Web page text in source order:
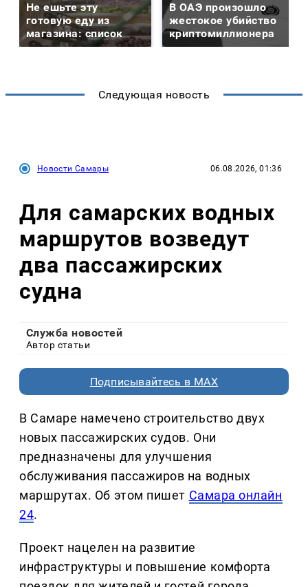
Не ешьте эту
готовую еду из
магазина: список
В ОАЭ произошло
жестокое убийство
криптомиллионера
Следующая новость
Новости Самары 06.08.2026, 01:36
Для самарских водных
маршрутов возведут
два пассажирских
судна
Служба новостей
Автор статьи
Подписывайтесь в MAX
В Самаре намечено строительство двух
новых пассажирских судов. Они
предназначены для улучшения
обслуживания пассажиров на водных
маршрутах. Об этом пишет Самара онлайн
24.
Проект нацелен на развитие
инфраструктуры и повышение комфорта